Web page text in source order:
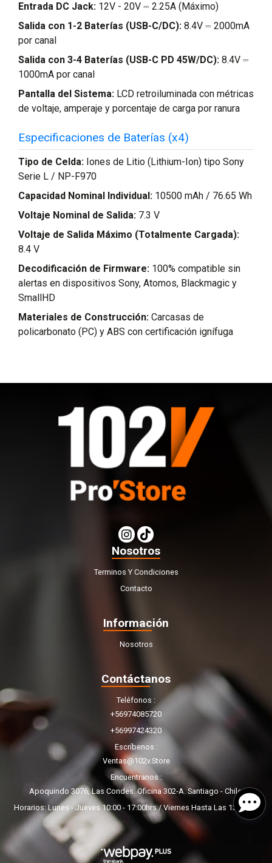
Entrada DC Jack: 12V - 20V ⎓ 2.25A (Máximo)
Salida con 1-2 Baterías (USB-C/DC): 8.4V ⎓ 2000mA
por canal
Salida con 3-4 Baterías (USB-C PD 45W/DC): 8.4V ⎓
1000mA por canal
Pantalla del Sistema: LCD retroiluminada con métricas
de voltaje, amperaje y porcentaje de carga por ranura
Especificaciones de Baterías (x4)
Tipo de Celda: Iones de Litio (Lithium-Ion) tipo Sony
Serie L / NP-F970
Capacidad Nominal Individual: 10500 mAh / 76.65 Wh
Voltaje Nominal de Salida: 7.3 V
Voltaje de Salida Máximo (Totalmente Cargada):
8.4 V
Decodificación de Firmware: 100% compatible sin
alertas en dispositivos Sony, Atomos, Blackmagic y
SmallHD
Materiales de Construcción: Carcasas de
policarbonato (PC) y ABS con certificación ignífuga
Nosotros
Terminos Y Condiciones
Contacto
Información
Nosotros
Contáctanos
Teléfonos
+56974085720
+56997424320
Escríbenos
Ventas@102v.store
Encuentranos
Apoquindo 3076, Las Condes. Oficina 302-A. Santiago - Chile.
Horarios: Lunes - Jueves 10:00 - 17:00hrs / Viernes Hasta Las 13:00hrs